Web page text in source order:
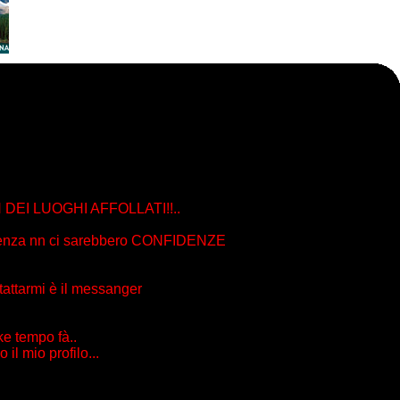
LUOGHI AFFOLLATI!!..
nn ci sarebbero CONFIDENZE
è il messanger
tempo fà..
il mio profilo...